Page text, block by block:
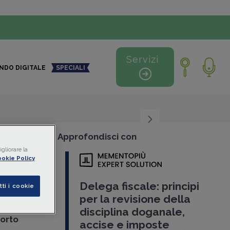
DIGITALE SPECIALI
Servizi
Approfondisci con
Delega fiscale: principi
per la revisione della
disciplina doganale,
accise e imposte
la
Policy
i cookie